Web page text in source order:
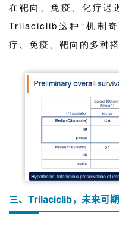
E
n
g
l
在靶向 、免疫
、化疗
Trilaciclib这种“机制
疗、免疫、靶向的多种
三、Trilaciclib，未来可期